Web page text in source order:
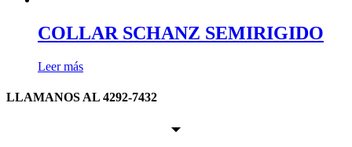
COLLAR SCHANZ SEMIRIGIDO
Leer más
LLAMANOS AL 4292-7432